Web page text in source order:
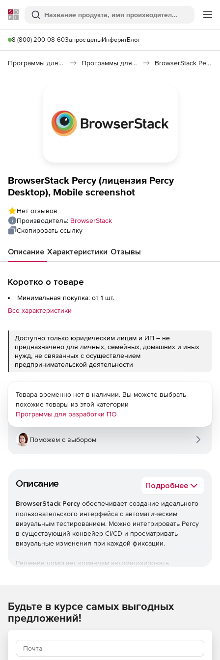
Softline
Поиск
8 (800) 200-08-60Запрос ценыИнферитБлог
Программы для программирования Программы для разработки ПО BrowserStack Percy
BrowserStack Percy (лицензия Percy
Desktop), Mobile screenshot
Нет отзывов
Производитель: BrowserStack
Скопировать ссылку
Описание Характеристики Отзывы
Коротко о товаре
Минимальная покупка: от 1 шт.
Все характеристики
Доступно только юридическим лицам и ИП – не
предназначено для личных, семейных, домашних и иных
нужд, не связанных с осуществлением
предпринимательской деятельности
Описание Подробнее
BrowserStack Percy обеспечивает создание идеального
пользовательского интерфейса с автоматическим
визуальным тестированием. Можно интегрировать Percy
в существующий конвейер CI/CD и просматривать
визуальные изменения при каждой фиксации.
Решение помогает командам автоматизировать
развертывать изменения кода при каждом коммите.
Percy добавляет визуальное тестирование к
Товара временно нет в наличии. Вы можете выбрать
похожие товары из этой категории
Программы для разработки ПО
Поможем с выбором
Будьте в курсе самых выгодных
предложений!